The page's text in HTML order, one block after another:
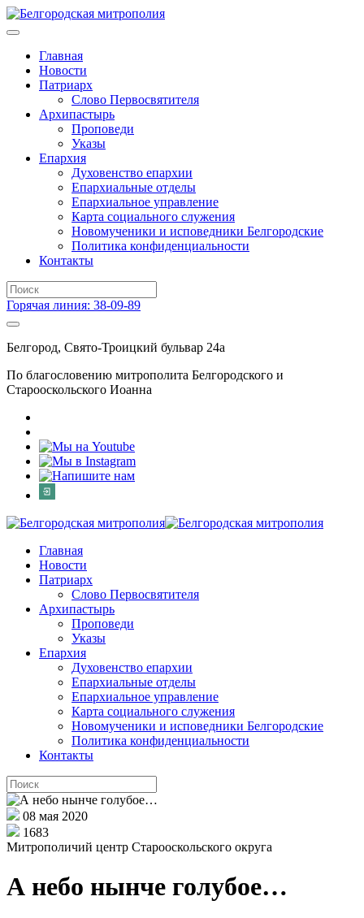
Главная
Новости
Патриарх
Слово Первосвятителя
Архипастырь
Проповеди
Указы
Епархия
Духовенство епархии
Епархиальные отделы
Епархиальное управление
Карта социального служения
Новомученики и исповедники Белгородские
Политика конфиденциальности
Контакты
Горячая линия: 38-09-89
Белгород, Свято-Троицкий бульвар 24а
По благословению митрополита Белгородского и
Старооскольского Иоанна
Главная
Новости
Патриарх
Слово Первосвятителя
Архипастырь
Проповеди
Указы
Епархия
Духовенство епархии
Епархиальные отделы
Епархиальное управление
Карта социального служения
Новомученики и исповедники Белгородские
Политика конфиденциальности
Контакты
08 мая 2020
1683
Митрополичий центр Старооскольского округа
А небо нынче голубое…